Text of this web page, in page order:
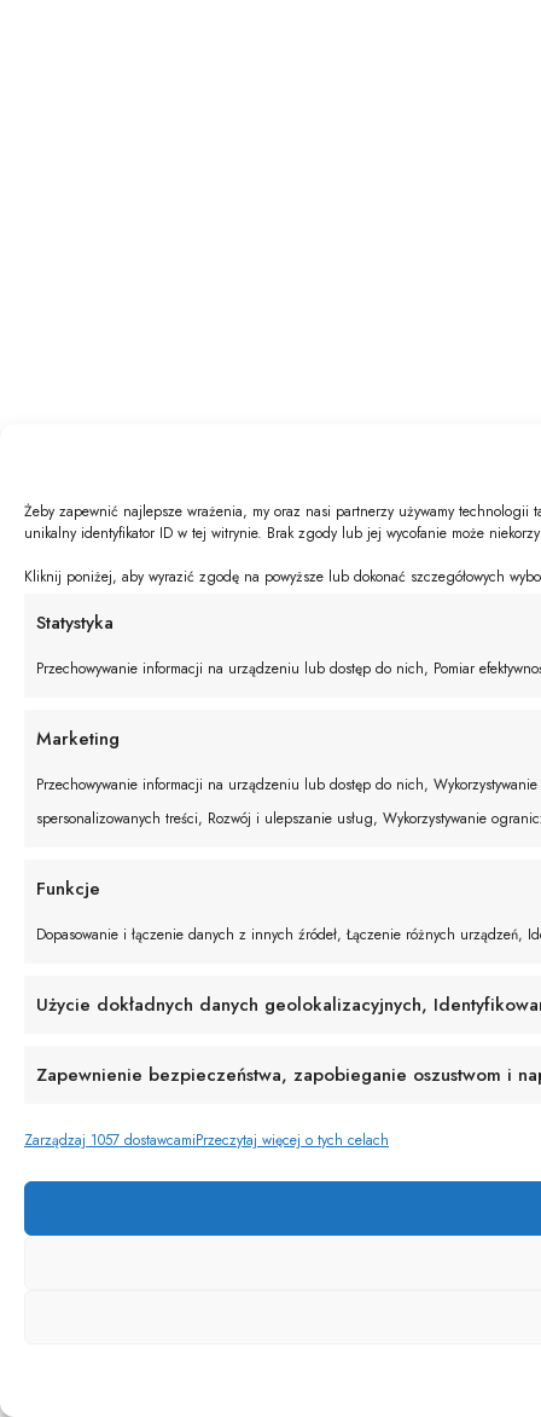
Żeby zapewnić najlepsze wrażenia, my oraz nasi partnerzy używamy
unikalny identyfikator ID w tej witrynie. Brak zgody lub jej wycofanie może
Kliknij poniżej, aby wyrazić zgodę na powyższe lub dokonać szczegółowych
Statystyka
Przechowywanie informacji na urządzeniu lub dostęp do nich, Pomiar
Marketing
Przechowywanie informacji na urządzeniu lub dostęp do nich,
spersonalizowanych treści, Rozwój i ulepszanie usług, Wykorzystywanie
Funkcje
Dopasowanie i łączenie danych z innych źródeł, Łączenie różnych urządzeń,
Użycie dokładnych danych geolokalizacyjnych,
Zapewnienie bezpieczeństwa, zapobieganie oszustwom i
Zarządzaj 1057 dostawcamiPrzeczytaj więcej o tych celach